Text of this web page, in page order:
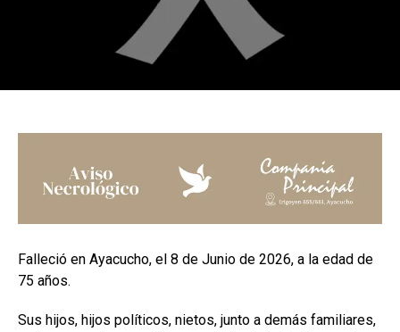
Falleció en Ayacucho, el 8 de Junio de 2026, a la edad de
75 años.
Sus hijos, hijos políticos, nietos, junto a demás familiares,